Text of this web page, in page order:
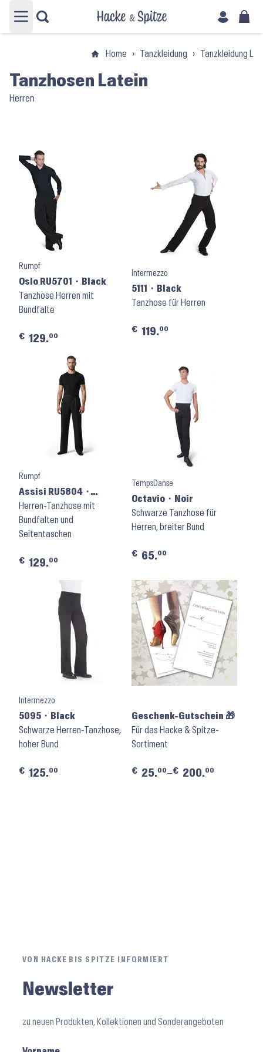
Hauptmenü öffnen
Home › Tanzkleidung › Tanzkleidung
Tanzhosen Latein
Herren
Rumpf
Oslo RU5701 ⬝ Black
Tanzhose Herren mit
Bundfalte
€ 129.00
Intermezzo
5111 ⬝ Black
Tanzhose für Herren
€ 119.00
Rumpf
Assisi RU5804 ⬝
Schwarz
Herren-Tanzhose mit
Bundfalten und
Seitentaschen
€ 129.00
TempsDanse
Octavio ⬝ Noir
Schwarze Tanzhose für
Herren, breiter Bund
€ 65.00
Intermezzo
5095 ⬝ Black
Schwarze Herren-Tanzhose,
hoher Bund
€ 125.00
Geschenk-Gutschein 🎁
Für das Hacke & Spitze-
Sortiment
€ 25.00–€ 200.00
VON HACKE BIS SPITZE INFORMIERT
Newsletter
zu neuen Produkten, Kollektionen und Sonderangeboten